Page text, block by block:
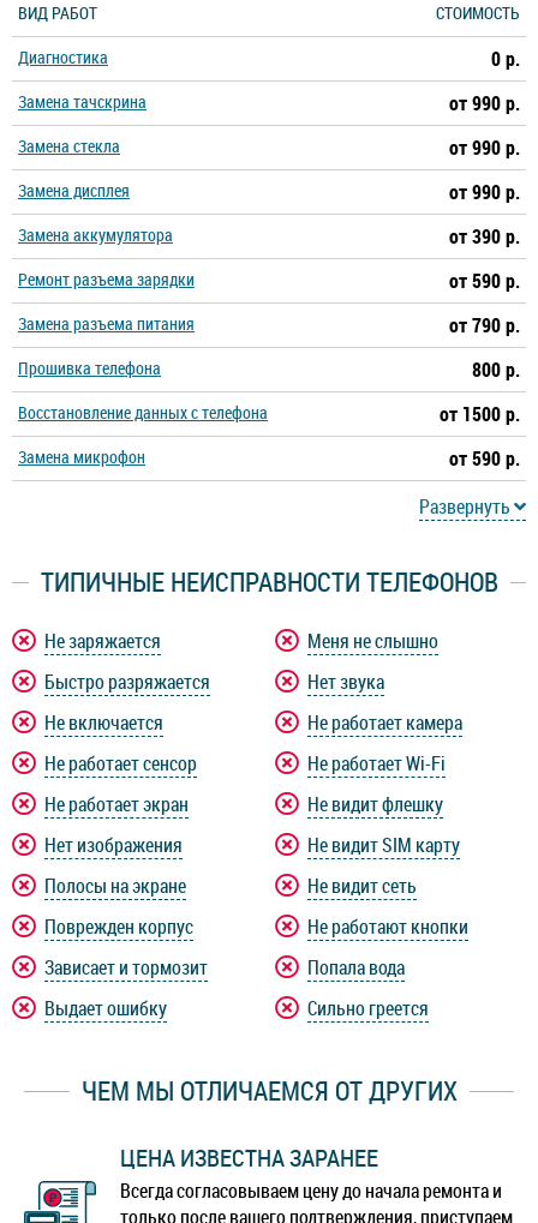
ВИД РАБОТ
СТОИМОСТЬ
Диагностика
0 р.
Замена тачскрина от 990 р.
Замена стекла от 990 р.
Замена дисплея от 990 р.
Замена аккумулятора от 390 р.
Ремонт разъема зарядки от 590 р.
Замена разъема питания от 790 р.
Прошивка телефона 800 р.
Восстановление данных с телефона от 1500 р.
Замена микрофон
от 590 р.
Развернуть
ТИПИЧНЫЕ НЕИСПРАВНОСТИ ТЕЛЕФОНОВ
Не заряжается
Быстро разряжается
Не включается
Не работает сенсор
Не работает экран
Нет изображения
Полосы на экране
Поврежден корпус
Зависает и тормозит
Выдает ошибку
Меня не слышно
Нет звука
Не работает камера
Не работает Wi-Fi
Не видит флешку
Не видит SIM карту
Не видит сеть
Не работают кнопки
Попала вода
Сильно греется
ЧЕМ МЫ ОТЛИЧАЕМСЯ ОТ ДРУГИХ
ЦЕНА ИЗВЕСТНА ЗАРАНЕЕ
Всегда согласовываем цену до начала ремонта и
только после вашего подтверждения, приступаем